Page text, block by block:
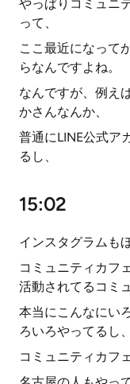
やっぱりコミュニ
って、
ここ最近になって
らなんですよね。
なんですが、例え
かさんなんか、
普通にLINE公式ア
るし、
15:02
インスタグラムも
コミュニティカフ
活動されてるコミ
本当にこんなにい
ろいろやってるし、
コミュニティカフ